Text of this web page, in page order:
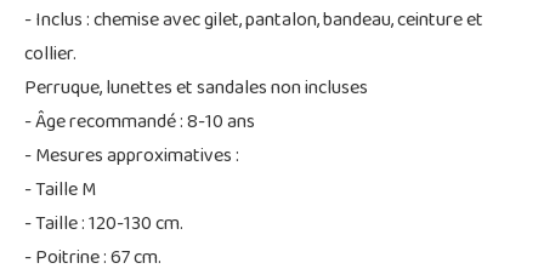
- Inclus : chemise avec gilet, pantalon, bandeau, ceinture et
collier.
Perruque, lunettes et sandales non incluses
- Âge recommandé : 8-10 ans
- Mesures approximatives :
- Taille M
- Taille : 120-130 cm.
- Poitrine : 67 cm.